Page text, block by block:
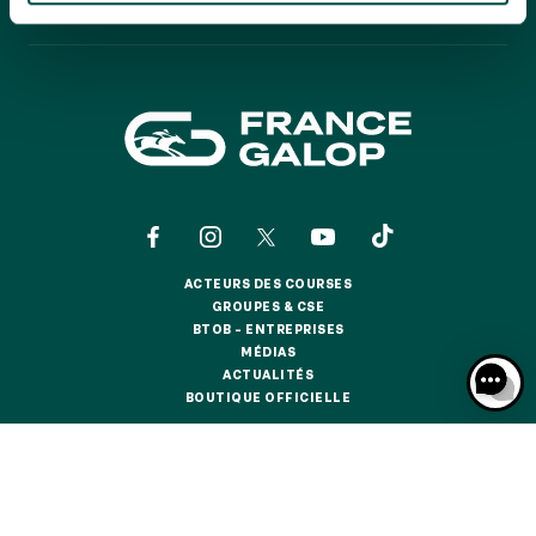
LA GARDEN PARTY - CYGAMES GRAND PRIX DE PARIS -
LA GARDEN PARTY - CYGAMES GRAND PRIX DE PARIS -
OFFRES, PASS & ABONNEMENTS
ABONNEMENTS ANNUELS
ABONNEMENTS ANNUELS
CALENDRIER
CALENDRIER
ACTEURS DES COURSES
ACTEURS DES COURSES
GROUPES & CSE
GROUPES & CSE
BTOB – ENTREPRISES
BTOB – ENTREPRISES
MÉDIAS
MÉDIAS
ACTUALITÉS
ACTUALITÉS
BOUTIQUE OFFICIELLE